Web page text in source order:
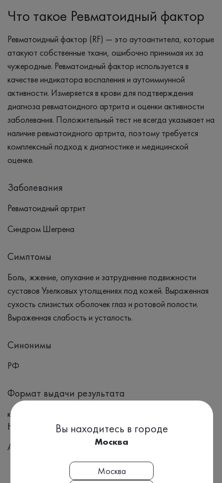
Что такое Ревматоидный фактор
Ревматоидный фактор (RF) — это аутоантитела, которые
атакуют собственные ткани, ошибочно принимая их за
чужеродные. Ревматоидный фактор используется в
качестве индикатора воспаления и аутоиммунной
активности. Измеряется в крови для подтверждения
диагноза ревматоидного артрита и оценки активности
заболевания. Положительный тест не всегда указывает на
наличие ревматоидного артрита, поэтому требуется
комплексный подход к диагностике и медицинской
оценке.
Заболевания
Ревматоидный артрит
Синдром Шегрена
Симптомы
Боль, жжение, опухание и затруднение подвижности
суставов Узелковых утолщениях под кожей. Выраженная
сухость слизистых оболочек глаз и ротовой полости.
Выраженная слабость и усталость.
Синонимы
РФ
Формат выдачи результата
количественно
Номенклатура МЗ РФ, Приказ №804н:
A12.06.019
Вы находитесь в городе
Москва
Москва